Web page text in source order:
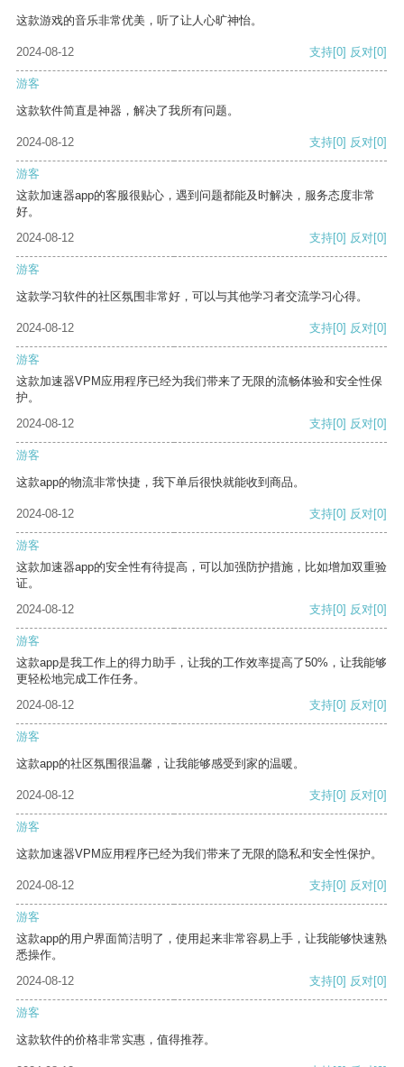
这款游戏的音乐非常优美，听了让人心旷神怡。
2024-08-12 支持[0] 反对[0]
游客
这款软件简直是神器，解决了我所有问题。
2024-08-12 支持[0] 反对[0]
游客
这款加速器app的客服很贴心，遇到问题都能及时解决，服务态度非常
好。
2024-08-12
支持[0] 反对[0]
游客
这款学习软件的社区氛围非常好，可以与其他学习者交流学习心得。
2024-08-12 支持[0] 反对[0]
游客
这款加速器VPM应用程序已经为我们带来了无限的流畅体验和安全性保
护。
2024-08-12
支持[0] 反对[0]
游客
这款app的物流非常快捷，我下单后很快就能收到商品。
2024-08-12 支持[0] 反对[0]
游客
这款加速器app的安全性有待提高，可以加强防护措施，比如增加双重验
证。
2024-08-12
支持[0] 反对[0]
游客
这款app是我工作上的得力助手，让我的工作效率提高了50%，让我能够
更轻松地完成工作任务。
2024-08-12
支持[0] 反对[0]
游客
这款app的社区氛围很温馨，让我能够感受到家的温暖。
2024-08-12 支持[0] 反对[0]
游客
这款加速器VPM应用程序已经为我们带来了无限的隐私和安全性保护。
2024-08-12 支持[0] 反对[0]
游客
这款app的用户界面简洁明了，使用起来非常容易上手，让我能够快速熟
悉操作。
2024-08-12
支持[0] 反对[0]
游客
这款软件的价格非常实惠，值得推荐。